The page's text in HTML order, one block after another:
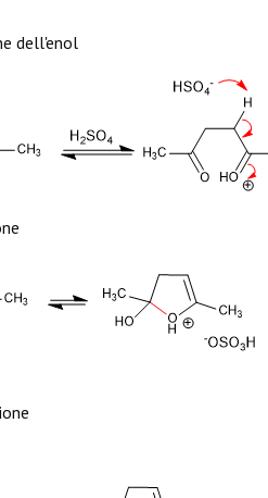
dell'enol